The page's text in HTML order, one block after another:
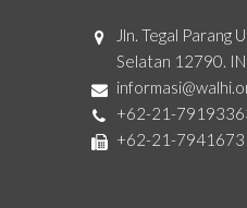
Jln. Tegal Parang
Selatan 12790.
+62-21-
+62-21-7941673